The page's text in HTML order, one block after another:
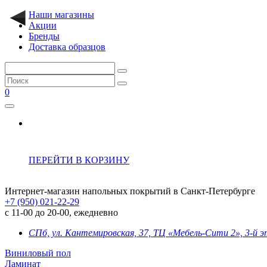
Наши магазины
Акции
Бренды
Доставка образцов
0
ПЕРЕЙТИ В КОРЗИНУ
Интернет-магазин напольных покрытий в Санкт-Петербурге
+7 (950) 021-22-29
с 11-00 до 20-00, ежедневно
СПб, ул. Кантемировская, 37, ТЦ «Мебель-Сити 2», 3-й
Виниловый пол
Ламинат